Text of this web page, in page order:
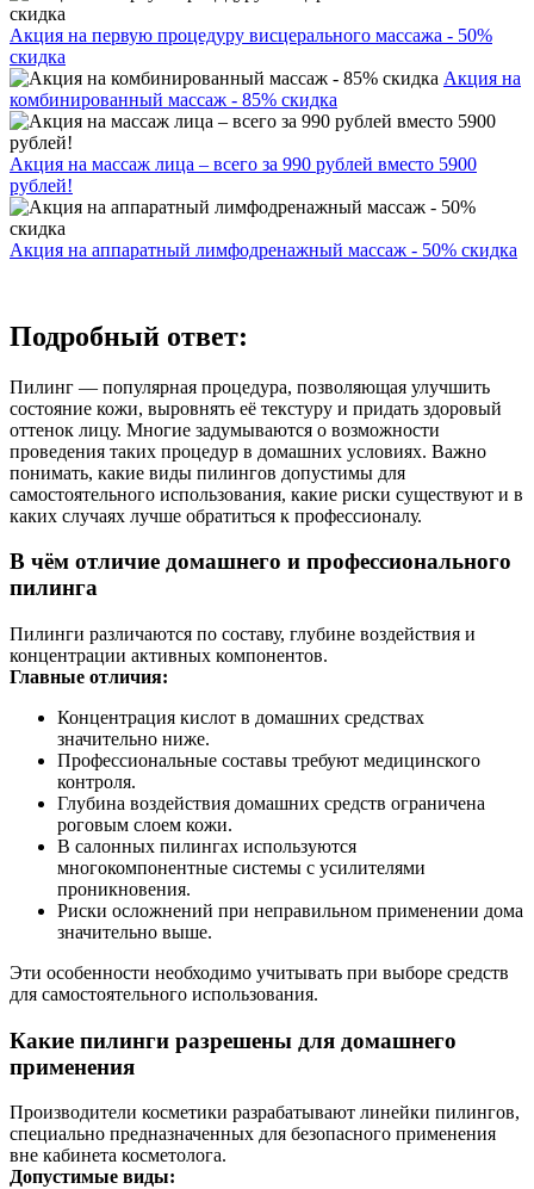
Акция на первую процедуру висцерального массажа - 50%
скидка
Акция на
комбинированный массаж - 85% скидка
Акция на массаж лица – всего за 990 рублей вместо 5900
рублей!
Акция на аппаратный лимфодренажный массаж - 50% скидка
Подробный ответ:
Пилинг — популярная процедура, позволяющая улучшить
состояние кожи, выровнять её текстуру и придать здоровый
оттенок лицу. Многие задумываются о возможности
проведения таких процедур в домашних условиях. Важно
понимать, какие виды пилингов допустимы для
самостоятельного использования, какие риски существуют и в
каких случаях лучше обратиться к профессионалу.
В чём отличие домашнего и профессионального
пилинга
Пилинги различаются по составу, глубине воздействия и
концентрации активных компонентов.
Главные отличия:
Концентрация кислот в домашних средствах
значительно ниже.
Профессиональные составы требуют медицинского
контроля.
Глубина воздействия домашних средств ограничена
роговым слоем кожи.
В салонных пилингах используются
многокомпонентные системы с усилителями
проникновения.
Риски осложнений при неправильном применении дома
значительно выше.
Эти особенности необходимо учитывать при выборе средств
для самостоятельного использования.
Какие пилинги разрешены для домашнего
применения
Производители косметики разрабатывают линейки пилингов,
специально предназначенных для безопасного применения
вне кабинета косметолога.
Допустимые виды: